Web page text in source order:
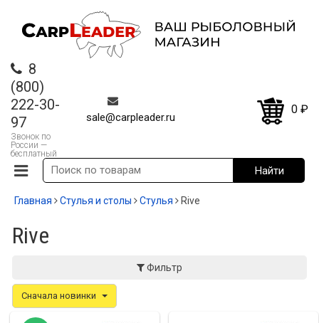
8
(800)
222-30-
97
Звонок по
России —
бесплатный
sale@carpleader.ru
0 ₽
Главная Стулья и столы Стулья Rive
Rive
Фильтр
Сначала новинки